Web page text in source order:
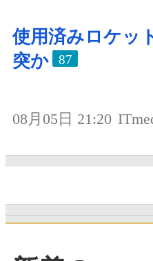
使用済みロケッ
突か
87
08月05日 21:20